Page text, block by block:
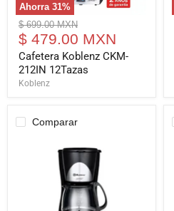
Ahorra 31%
Cafetera
Koblenz
CKM-
212IN
12Tazas
Precio
original
$ 699.00 MXN
Precio
actual
$ 479.00 MXN
Cafetera Koblenz CKM-
212IN 12Tazas
Koblenz
Comparar